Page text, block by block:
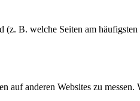
B. welche Seiten am
anderen Websites zu